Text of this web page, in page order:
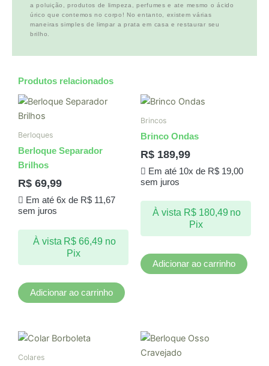
a poluição, produtos de limpeza, perfumes e ate mesmo o ácido
úrico que contemos no corpo! No entanto, existem várias
maneiras simples de limpar a prata em casa e restaurar seu
brilho.
Produtos relacionados
Berloques
Berloque Separador
Brilhos
R$ 69,99
Em até 6x de R$11,67
sem juros
À vista R$ 66,49 no
Pix
Adicionar ao carrinho
Brincos
Brinco Ondas
R$ 189,99
Em até 10x de R$19,00
sem juros
À vista R$180,49 no
Pix
Adicionar ao carrinho
Colares